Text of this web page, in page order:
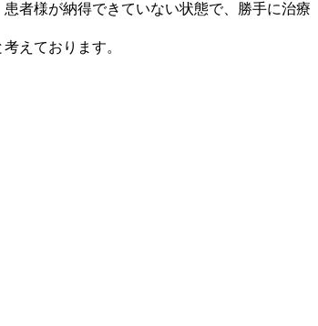
者様が納得できていない状態で、勝手に治療
えております。